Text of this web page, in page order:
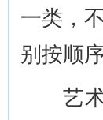
一类，
别按顺
艺术